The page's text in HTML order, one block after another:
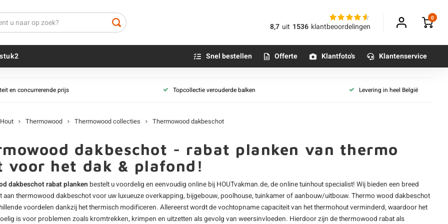
8,7 uit 1536 klantbeoordelingen
0
Thermo rabat - tand & groef
Thermo rabat - overlappend
Thermo planchetten
Thermo rhombus
Al ons thermohout rabat
Frake thermowood
Grenen thermowood
Vuren thermowood
Impregneer
Olie en lak - voor binnen
Oxaalzuur
Houtvuller
Tafel onderstel - metaal
Alle poten & onderstellen
Snel bestellen Offerte Klantfoto's Klantenservice
en concurrerende prijs Topcollectie verouderde balken Levering in heel België
Hout Thermowood Thermowood collecties Thermowood dakbeschot
dakbeschot - rabat planken van thermo
voor het dak & plafond!
dakbeschot rabat planken bestelt u voordelig en eenvoudig online bij HOUTvakman.de, de online tuinhout specialist! Wij bieden een breed
aanthermowood dakbeschot voor uw luxueuze overkapping, bijgebouw, poolhouse, tuinkamer of aanbouw/uitbouw. Thermo wood dakbeschot
voordelen dankzij het thermisch modificeren. Allereerst wordt de vochtopname capaciteit van het thermohout verminderd, waardoor het
is voor problemen zoals kromtrekken, krimpen en uitzetten als gevolg van weersinvloeden. Hierdoor zijn de thermowood rabat als